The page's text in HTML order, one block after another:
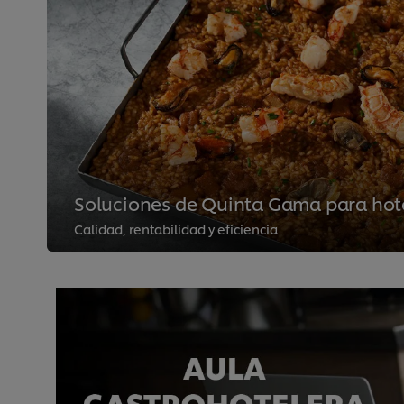
Soluciones de Quinta Gama para
Calidad, rentabilidad y eficiencia